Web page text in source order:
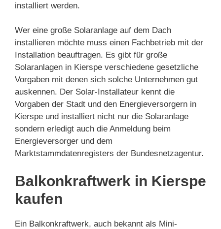
installiert werden.
Wer eine große Solaranlage auf dem Dach
installieren möchte muss einen Fachbetrieb mit der
Installation beauftragen. Es gibt für große
Solaranlagen in Kierspe verschiedene gesetzliche
Vorgaben mit denen sich solche Unternehmen gut
auskennen. Der Solar-Installateur kennt die
Vorgaben der Stadt und den Energieversorgern in
Kierspe und installiert nicht nur die Solaranlage
sondern erledigt auch die Anmeldung beim
Energieversorger und dem
Marktstammdatenregisters der Bundesnetzagentur.
Balkonkraftwerk in Kierspe
kaufen
Ein Balkonkraftwerk, auch bekannt als Mini-